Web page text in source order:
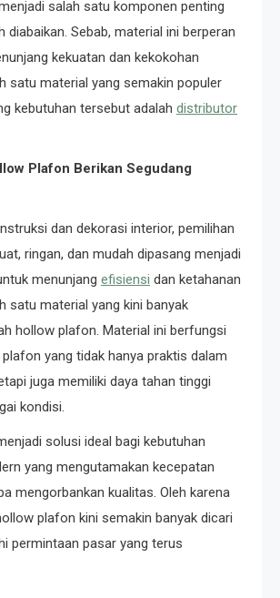
salah satu komponen penting
diabaikan. Sebab, material ini berperan
kekuatan dan kekokohan
satu material yang semakin populer
kebutuhan tersebut adalah distributor
Plafon Berikan Segudang
dan dekorasi interior, pemilihan
ringan, dan mudah dipasang menjadi
menunjang efisiensi dan ketahanan
satu material yang kini banyak
hollow plafon. Material ini berfungsi
yang tidak hanya praktis dalam
juga memiliki daya tahan tinggi
kondisi.
solusi ideal bagi kebutuhan
yang mengutamakan kecepatan
mengorbankan kualitas. Oleh karena
plafon kini semakin banyak dicari
permintaan pasar yang terus